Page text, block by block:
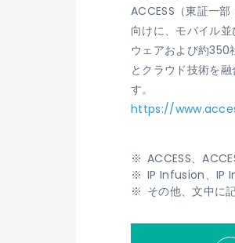
ACCESS（東証一
向けに、モバイル
ウェアおよび約350
とクラウド技術を
す。
https://
ACCESS、
IP Infusion、IP
その他、文中に